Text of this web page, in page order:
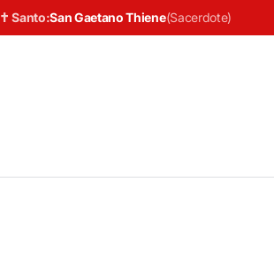
✝ Santo:San Gaetano Thiene(Sacerdote)